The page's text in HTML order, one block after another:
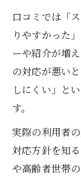
口コミでは「
りやすかった
ーや紹介が増
の対応が悪い
しにくい」と
す。
実際の利用者
対応方針を知
や高齢者世帯